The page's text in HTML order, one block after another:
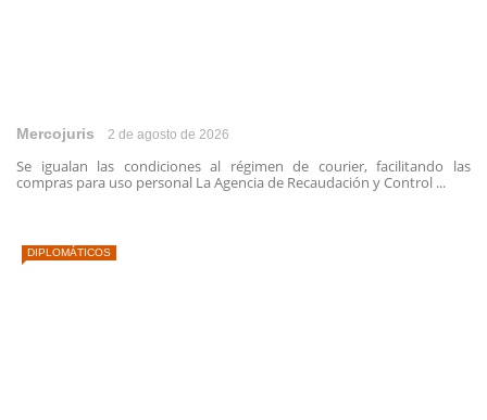
Mercojuris 2 de agosto de 2026
Se igualan las condiciones al régimen de courier, facilitando las
compras para uso personal La Agencia de Recaudación y Control ...
DIPLOMÁTICOS